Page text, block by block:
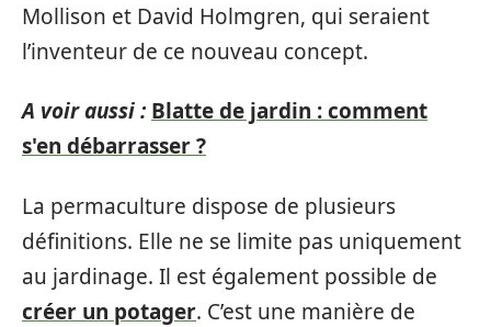
Mollison et David Holmgren, qui seraient
l’inventeur de ce nouveau concept.
A voir aussi : Blatte de jardin : comment
s'en débarrasser ?
La permaculture dispose de plusieurs
définitions. Elle ne se limite pas uniquement
au jardinage. Il est également possible de
créer un potager. C’est une manière de